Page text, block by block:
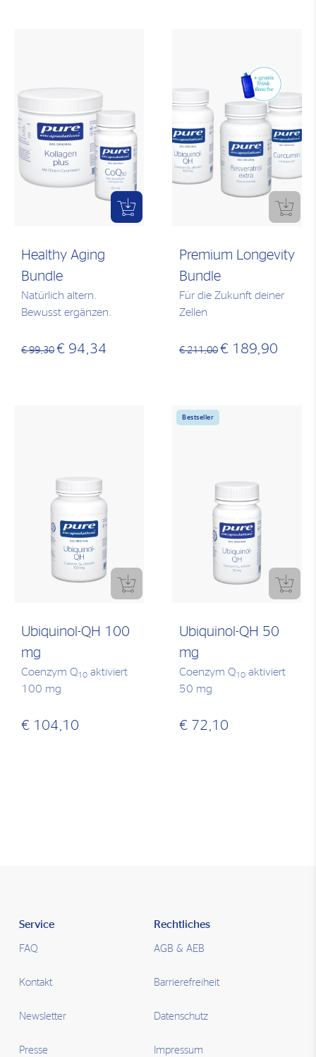
Healthy Aging
Bundle
Natürlich altern.
Bewusst ergänzen.
€ 99,30 € 94,34
Premium Longevity
Bundle
Für die Zukunft deiner
Zellen
€ 211,00 € 189,90
Ubiquinol-QH 100
mg
Coenzym Q10 aktiviert
100 mg
€ 104,10
Bestseller
Ubiquinol-QH 50
mg
Coenzym Q10 aktiviert
50 mg
€ 72,10
Service
FAQ
Kontakt
Newsletter
Presse
Rechtliches
AGB & AEB
Barrierefreiheit
Datenschutz
Impressum